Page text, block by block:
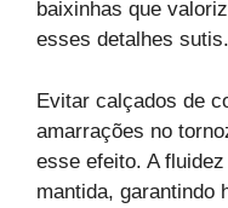
baixinhas que
esses detalhes sutis.
Evitar calçados de
amarrações no
esse efeito. A
mantida, garantindo